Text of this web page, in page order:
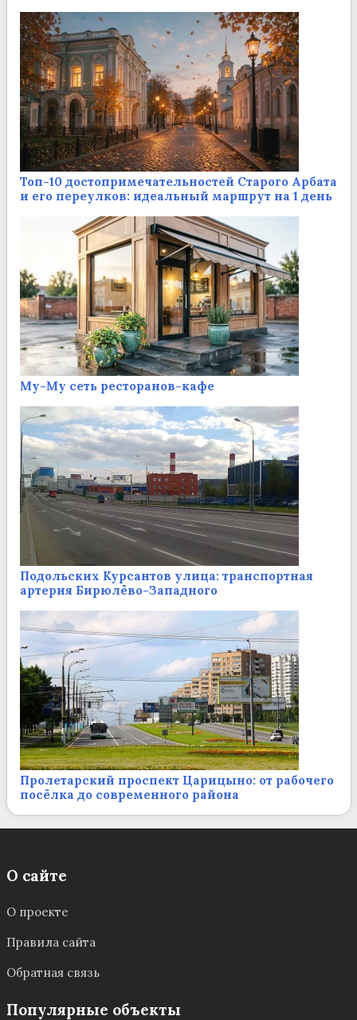
Топ-10 достопримечательностей Старого Арбата
и его переулков: идеальный маршрут на 1 день
Му-Му сеть ресторанов-кафе
Подольских Курсантов улица: транспортная
артерия Бирюлёво-Западного
Пролетарский проспект Царицыно: от рабочего
посёлка до современного района
О сайте
О проекте
Правила сайта
Обратная связь
Популярные объекты